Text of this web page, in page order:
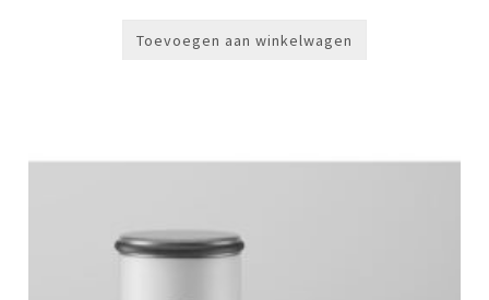
Toevoegen aan winkelwagen